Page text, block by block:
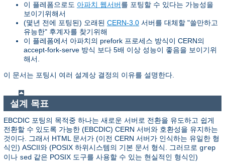
이 플레폼으로도 아파치 웹서버를 포팅할 수 있다는 가능성을
보이기위해서
(몇년 전에 포팅된) 오래된 CERN-3.0 서버를 대체할 "쓸만하고
유능한" 후계자를 찾기위해
이 플레폼에서 아파치의 prefork 프로세스 방식이 CERN의
accept-fork-serve 방식 보다 5배 이상 성능이 좋음을 보이기위
해서.
이 문서는 포팅시 여러 설계상 결정의 이유를 설명한다.
설계 목표
EBCDIC 포팅의 목적중 하나는 새로운 서버로 전환을 유도하고 쉽게
전환할 수 있도록 가능한 (EBCDIC) CERN 서버와 호환성을 유지하는
것이다. 그래서 HTML 문서가 (이전 CERN 서버가 인식하는 유일한 형
식인) ASCII와 (POSIX 하위시스템의 기본 문서 형식. 그러므로 grep
이나 sed 같은 POSIX 도구를 사용할 수 있는 현실적인 형식인)